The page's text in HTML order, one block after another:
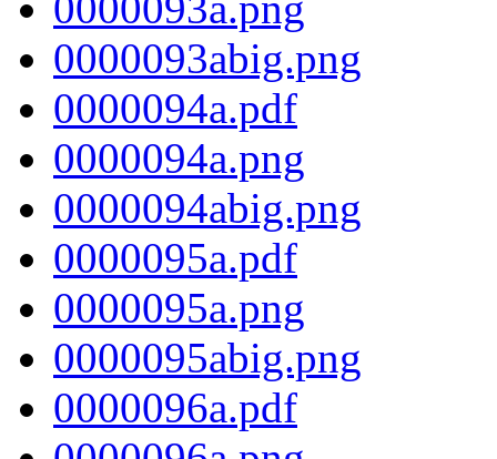
0000093abig.png
0000094a.pdf
0000094a.png
0000094abig.png
0000095a.pdf
0000095a.png
0000095abig.png
0000096a.pdf